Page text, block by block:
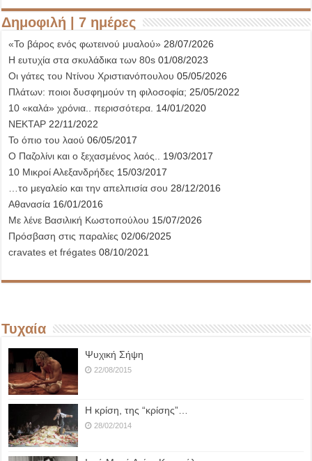
Δημοφιλή | 7 ημέρες
«Το βάρος ενός φωτεινού μυαλού» 28/07/2026
Η ευτυχία στα σκυλάδικα των 80s 01/08/2023
Οι γάτες του Ντίνου Χριστιανόπουλου 05/05/2026
Πλάτων: ποιοι δυσφημούν τη φιλοσοφία; 25/05/2022
10 «καλά» χρόνια.. περισσότερα. 14/01/2020
ΝΕΚΤΑΡ 22/11/2022
Το όπιο του λαού 06/05/2017
Ο Παζολίνι και ο ξεχασμένος λαός.. 19/03/2017
10 Μικροί Αλεξανδρήδες 15/03/2017
…το μεγαλείο και την απελπισία σου 28/12/2016
Αθανασία 16/01/2016
Με λένε Βασιλική Κωστοπούλου 15/07/2026
Πρόσβαση στις παραλίες 02/06/2025
cravates et frégates 08/10/2021
Τυχαία
Ψυχική Σήψη
22/08/2015
Η κρίση, της “κρίσης”…
28/02/2014